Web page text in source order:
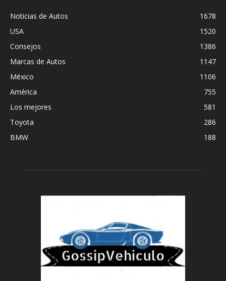
Noticias de Autos
1678
USA
1520
Consejos
1386
Marcas de Autos
1147
México
1106
América
755
Los mejores
581
Toyota
286
BMW
188